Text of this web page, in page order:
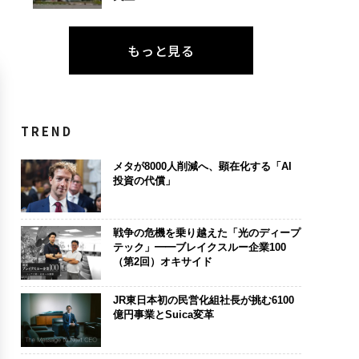
もっと見る
TREND
メタが8000人削減へ、顕在化する「AI
投資の代償」
戦争の危機を乗り越えた「光のディープ
テック」━━ブレイクスルー企業100
（第2回）オキサイド
JR東日本初の民営化組社長が挑む6100
億円事業とSuica変革